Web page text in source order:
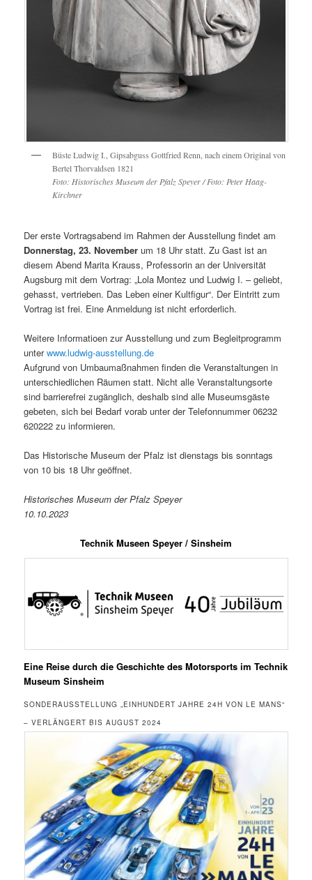
Büste Ludwig I., Gipsabguss Gottfried Renn, nach einem Original von
Bertel Thorvaldsen 1821
Foto: Historisches Museum der Pfalz Speyer / Foto: Peter Haag-
Kirchner
Der erste Vortragsabend im Rahmen der Ausstellung findet am
Donnerstag, 23. November um 18 Uhr statt. Zu Gast ist an
diesem Abend Marita Krauss, Professorin an der Universität
Augsburg mit dem Vortrag: „Lola Montez und Ludwig I. – geliebt,
gehasst, vertrieben. Das Leben einer Kultfigur“. Der Eintritt zum
Vortrag ist frei. Eine Anmeldung ist nicht erforderlich.
Weitere Informatioen zur Ausstellung und zum Begleitprogramm
unterwww.ludwig-ausstellung.de
Aufgrund von Umbaumaßnahmen finden die Veranstaltungen in
unterschiedlichen Räumen statt. Nicht alle Veranstaltungsorte
sind barrierefrei zugänglich, deshalb sind alle Museumsgäste
gebeten, sich bei Bedarf vorab unter der Telefonnummer 06232
620222 zu informieren.
Das Historische Museum der Pfalz ist dienstags bis sonntags
von 10 bis 18 Uhr geöffnet.
Historisches Museum der Pfalz Speyer
10.10.2023
Technik Museen Speyer / Sinsheim
Eine Reise durch die Geschichte des Motorsports im Technik
Museum Sinsheim
SONDERAUSSTELLUNG „EINHUNDERT JAHRE 24H VON LE MANS“
– VERLÄNGERT BIS AUGUST 2024